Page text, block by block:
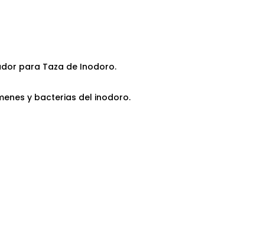
para Taza de Inodoro.
y bacterias del inodoro.